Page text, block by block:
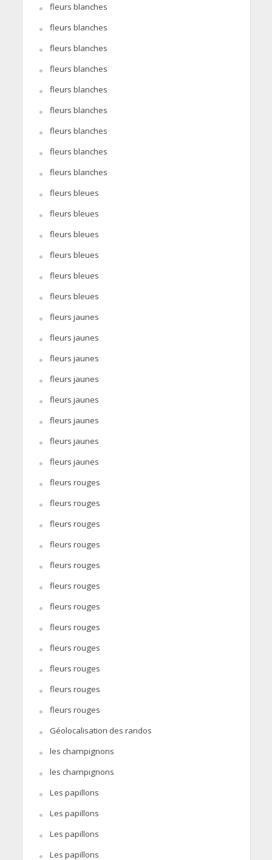
fleurs blanches
fleurs blanches
fleurs blanches
fleurs blanches
fleurs blanches
fleurs blanches
fleurs blanches
fleurs blanches
fleurs blanches
fleurs bleues
fleurs bleues
fleurs bleues
fleurs bleues
fleurs bleues
fleurs bleues
fleurs jaunes
fleurs jaunes
fleurs jaunes
fleurs jaunes
fleurs jaunes
fleurs jaunes
fleurs jaunes
fleurs jaunes
fleurs rouges
fleurs rouges
fleurs rouges
fleurs rouges
fleurs rouges
fleurs rouges
fleurs rouges
fleurs rouges
fleurs rouges
fleurs rouges
fleurs rouges
fleurs rouges
Géolocalisation des randos
les champignons
les champignons
Les papillons
Les papillons
Les papillons
Les papillons